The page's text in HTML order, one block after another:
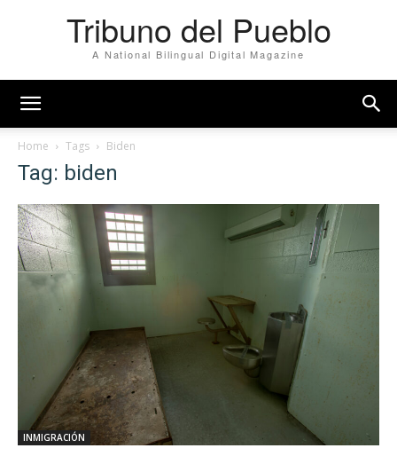
Tribuno del Pueblo
A National Bilingual Digital Magazine
Home Tags Biden
Tag: biden
INMIGRACIÓN